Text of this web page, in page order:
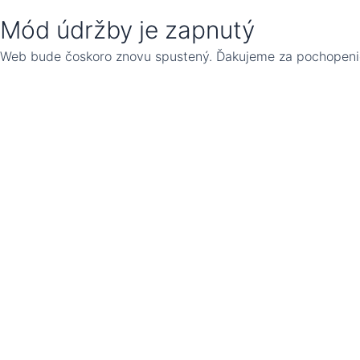
Mód údržby je zapnutý
Web bude čoskoro znovu spustený. Ďakujeme za